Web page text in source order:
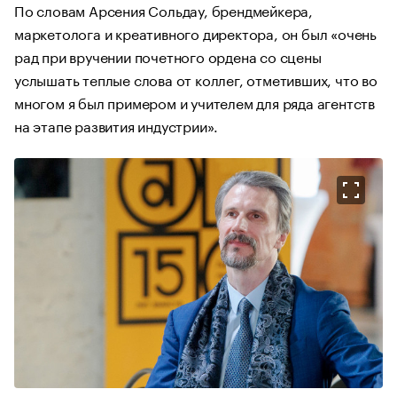
По словам Арсения Сольдау, брендмейкера,
маркетолога и креативного директора, он был «очень
рад при вручении почетного ордена со сцены
услышать теплые слова от коллег, отметивших, что во
многом я был примером и учителем для ряда агентств
на этапе развития индустрии».